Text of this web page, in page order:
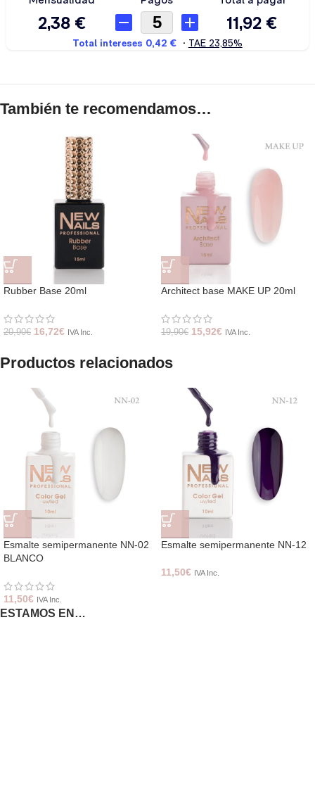
También te recomendamos…
Rubber Base 20ml
20,90€ 16,72€ IVA Inc.
Architect base MAKE UP 20ml
19,90€ 15,92€ IVA Inc.
Productos relacionados
Esmalte semipermanente NN-02
BLANCO
11,50€ IVA Inc.
Esmalte semipermanente NN-12
11,50€ IVA Inc.
ESTAMOS EN…